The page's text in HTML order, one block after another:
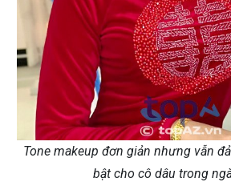
Tone makeup đơn giản nhưng vẫn
bật cho cô dâu trong